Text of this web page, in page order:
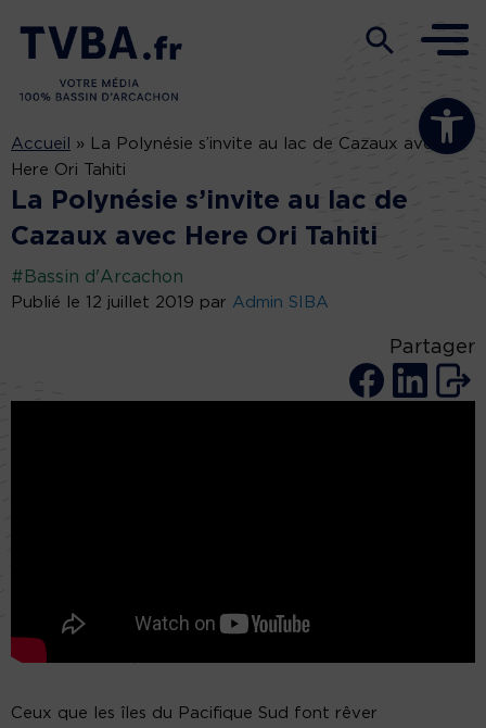
Ouvrir la
Accueil »
La Polynésie s’invite au lac de Cazaux avec
Here Ori Tahiti
La Polynésie s’invite au lac de
Cazaux avec Here Ori Tahiti
#Bassin d'Arcachon
Publié le 12 juillet 2019 par Admin SIBA
Partager
Ceux que les îles du Pacifique Sud font rêver